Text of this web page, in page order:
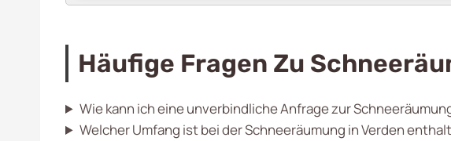
Häufige Fragen Zu
Wie kann ich eine unverbindliche Anfrage zur
Welcher Umfang ist bei der Schneeräumung in Verden